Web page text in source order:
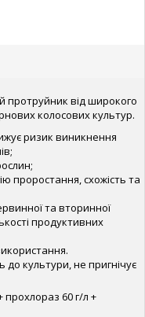
протруйник від широкого
колосових культур.
ризик виникнення
проростання, схожість та
та вторинної
продуктивних
культури, не пригнічує
прохлораз 60 г/л +